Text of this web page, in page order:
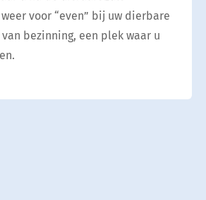
voor “even” bij uw dierbare
bezinning, een plek waar u